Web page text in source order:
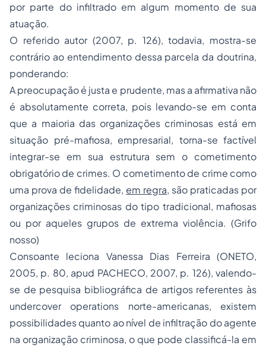
por parte do infiltrado em algum momento de sua
atuação.
O referido autor (2007, p. 126), todavia, mostra-se
contrário ao entendimento dessa parcela da doutrina,
ponderando:
A preocupação é justa e prudente, mas a afirmativa não
é absolutamente correta, pois levando-se em conta
que a maioria das organizações criminosas está em
situação pré-mafiosa, empresarial, torna-se factível
integrar-se em sua estrutura sem o cometimento
obrigatório de crimes. O cometimento de crime como
uma prova de fidelidade, em regra, são praticadas por
organizações criminosas do tipo tradicional, mafiosas
ou por aqueles grupos de extrema violência. (Grifo
nosso)
Consoante leciona Vanessa Dias Ferreira (ONETO,
2005, p. 80, apud PACHECO, 2007, p. 126), valendo-
se de pesquisa bibliográfica de artigos referentes às
undercover operations norte-americanas, existem
possibilidades quanto ao nível de infiltração do agente
na organização criminosa, o que pode classificá-la em